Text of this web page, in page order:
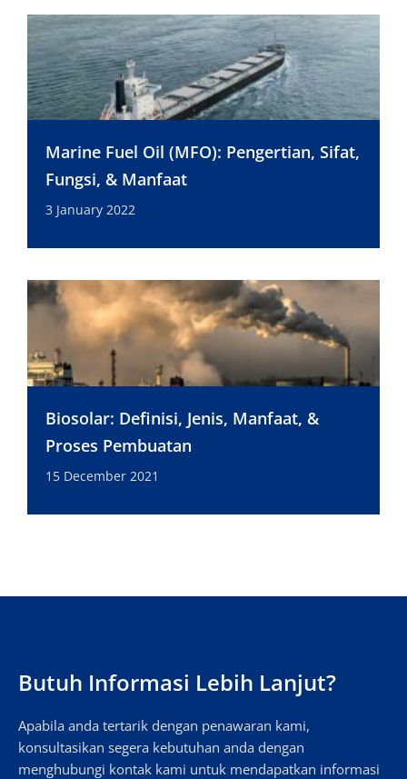
Marine Fuel Oil (MFO): Pengertian, Sifat,
Fungsi, & Manfaat
3 January 2022
Biosolar: Definisi, Jenis, Manfaat, &
Proses Pembuatan
15 December 2021
Butuh Informasi Lebih Lanjut?
Apabila anda tertarik dengan penawaran kami,
konsultasikan segera kebutuhan anda dengan
menghubungi kontak kami untuk mendapatkan informasi